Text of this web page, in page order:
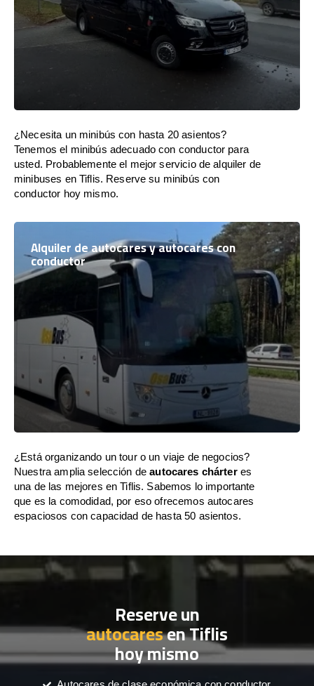
¿Necesita un minibús con hasta 20 asientos?
Tenemos el minibús adecuado con conductor para
usted. Probablemente el mejor servicio de alquiler de
minibuses en Tiflis. Reserve su minibús con
conductor hoy mismo.
Alquiler de autocares y autocares con
conductor
¿Está organizando un tour o un viaje de negocios?
Nuestra amplia selección deautocares chárteres
una de las mejores en Tiflis. Sabemos lo importante
que es la comodidad, por eso ofrecemos autocares
espaciosos con capacidad de hasta 50 asientos.
Reserve un
autocaresen Tiflis
hoy mismo